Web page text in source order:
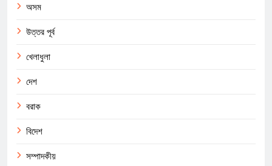
অসম
উত্তর পূর্ব
খেলাধুলা
দেশ
বরাক
বিদেশ
সম্পাদকীয়